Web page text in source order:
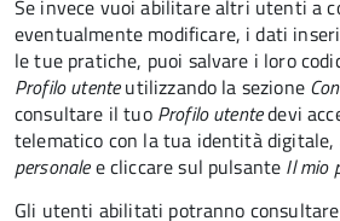
Se invece vuoi abilitare altri utenti a
eventualmente modificare, i dati
le tue pratiche, puoi salvare i loro
Profilo utenteutilizzando la sezione
consultare il tuo Profilo utentedevi
telematico con la tua identità
personalee cliccare sul pulsante Il mio
Gli utenti abilitati potranno